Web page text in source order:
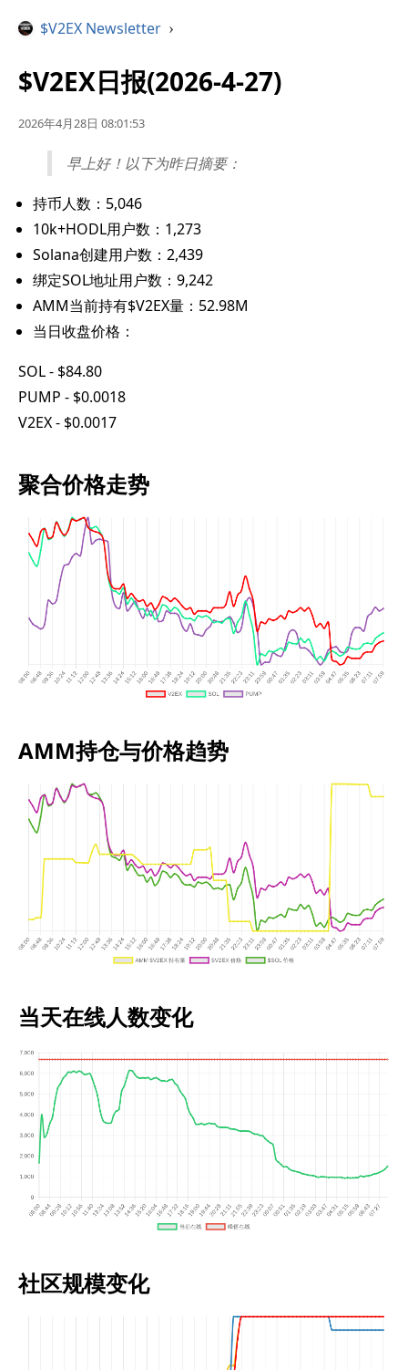
$V2EX Newsletter ›
$V2EX日报(2026-4-27)
2026年4月28日 08:01:53
早上好！以下为昨日摘要：
持币人数：5,046
10k+HODL用户数：1,273
Solana创建用户数：2,439
绑定SOL地址用户数：9,242
AMM当前持有$V2EX量：52.98M
当日收盘价格：
SOL - $84.80
PUMP - $0.0018
V2EX - $0.0017
聚合价格走势
AMM持仓与价格趋势
当天在线人数变化
社区规模变化